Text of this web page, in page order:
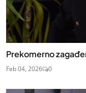
Prekomerno
Feb 04, 2026 0